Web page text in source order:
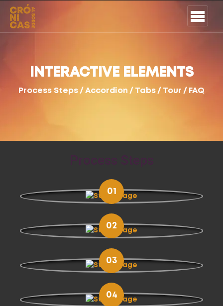
INTERACTIVE ELEMENTS
Process Steps / Accordion / Tabs / Tour / FAQ
01
02
03
04